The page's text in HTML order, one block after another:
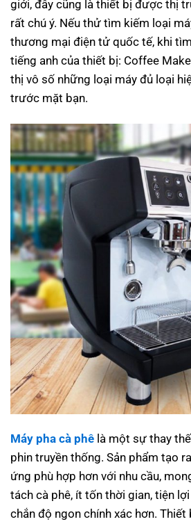
giới, đây cũng là thiết bị được thị
rất chú ý. Nếu thử tìm kiếm loại
thương mại điện tử quốc tế, khi
tiếng anh của thiết bị: Coffee
thị vô số những loại máy đủ loại
trước mặt bạn.
Máy pha cà phê là một sự thay
phin truyền thống. Sản phẩm tạo
ứng phù hợp hơn với nhu cầu,
tách cà phê, ít tốn thời gian, tiện
chắn độ ngon chính xác hơn.